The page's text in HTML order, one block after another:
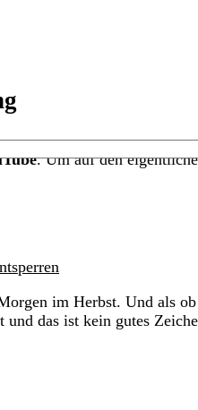
. Um auf den
im Herbst. Und als
und das ist kein gutes